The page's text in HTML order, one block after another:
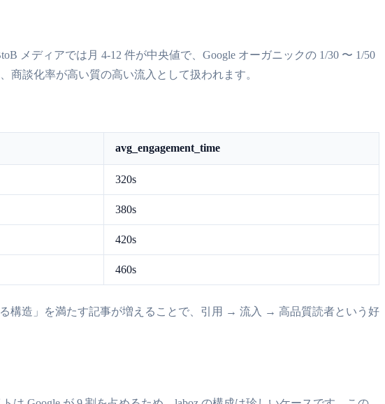
メディアでは月 4-12 件が中央値で、Google オーガニックの 1/30 〜 1/50
商談化率が高い質の高い流入として扱われます。
avg_engagement_time
320s
380s
420s
460s
構造」を満たす記事が増えることで、引用 → 流入 → 高品質読者という好